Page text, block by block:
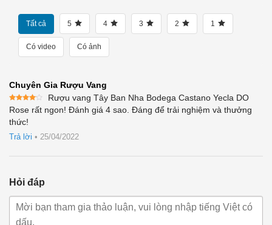
Tất cả 5 4 3 2 1
Có video Có ảnh
Chuyên Gia Rượu Vang
Được
xếp
hạng4
5 sao
Rượu vang Tây Ban Nha Bodega Castano Yecla DO
Rose rất ngon! Đánh giá 4 sao. Đáng để trải nghiệm và thưởng
thức!
Trả lời • 25/04/2022
Hỏi đáp